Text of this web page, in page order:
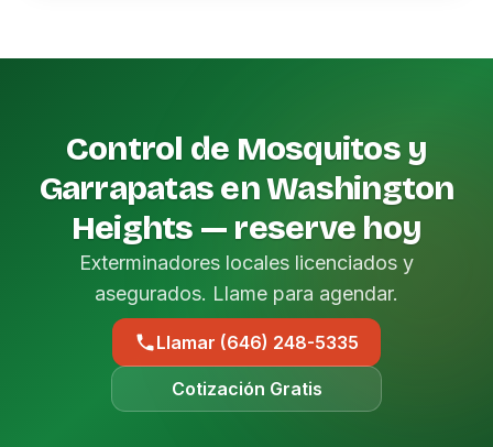
Control de Mosquitos y
Garrapatas en Washington
Heights — reserve hoy
Exterminadores locales licenciados y
asegurados. Llame para agendar.
Llamar (646) 248-5335
Cotización Gratis